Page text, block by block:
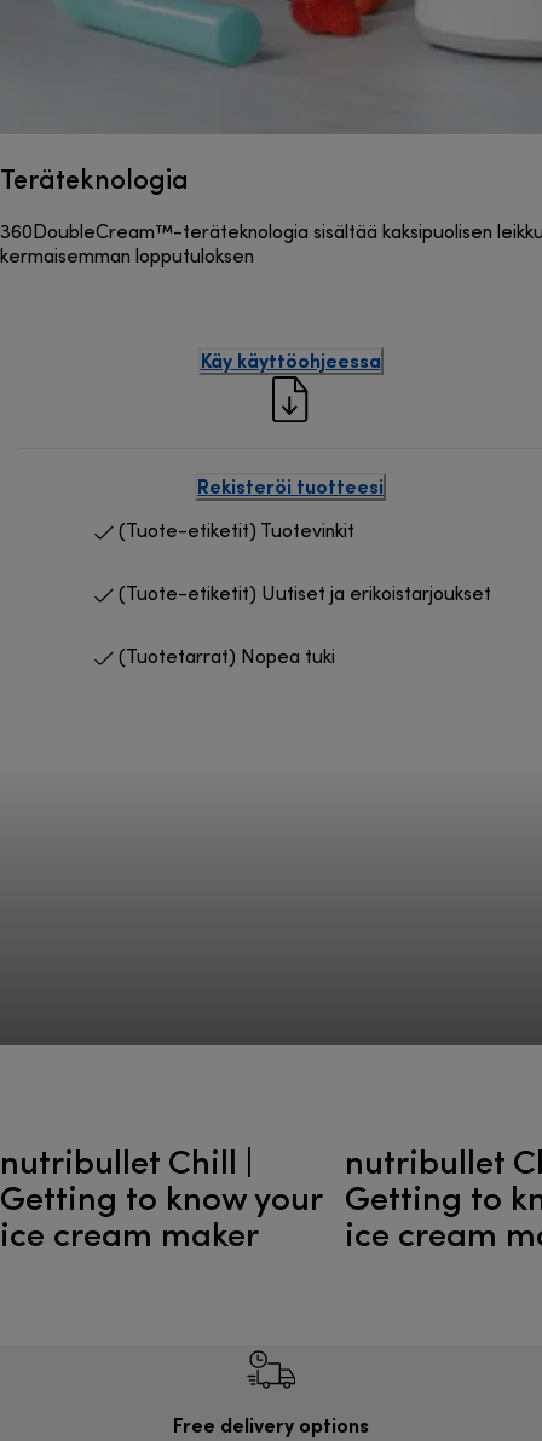
Teräteknologia
360DoubleCream™-teräteknologia sisältää kaksipuolisen
kermaisemman lopputuloksen
Käy käyttöohjeessa
Rekisteröi tuotteesi
(Tuote-etiketit) Tuotevinkit
(Tuote-etiketit) Uutiset ja erikoistarjoukset
(Tuotetarrat) Nopea tuki
nutribullet Chill |
Getting to know your
ice cream maker
nutribullet
Getting to
ice cream
Free delivery options